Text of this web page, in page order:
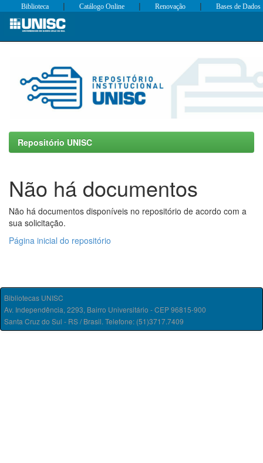
Skip
Biblioteca | Catálogo Online | Renovação | Bases de Dados
Repositório UNISC
Não há documentos
Não há documentos disponíveis no repositório de acordo com a
sua solicitação.
Página inicial do repositório
Bibliotecas UNISC
Av. Independência, 2293, Bairro Universitário - CEP 96815-900
Santa Cruz do Sul - RS / Brasil. Telefone: (51)3717.7409